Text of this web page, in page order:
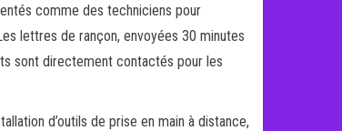
comme des techniciens pour
lettres de rançon, envoyées 30 minutes
sont directement contactés pour les
d’outils de prise en main à distance,